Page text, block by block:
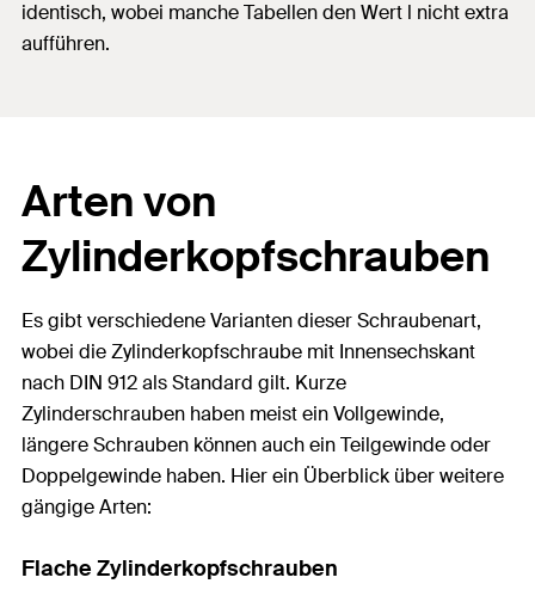
identisch, wobei manche Tabellen den Wert l nicht extra
aufführen.
Arten von
Zylinderkopfschrauben
Es gibt verschiedene Varianten dieser Schraubenart,
wobei die Zylinderkopfschraube mit Innensechskant
nach DIN 912 als Standard gilt. Kurze
Zylinderschrauben haben meist ein Vollgewinde,
längere Schrauben können auch ein Teilgewinde oder
Doppelgewinde haben. Hier ein Überblick über weitere
gängige Arten:
Flache Zylinderkopfschrauben